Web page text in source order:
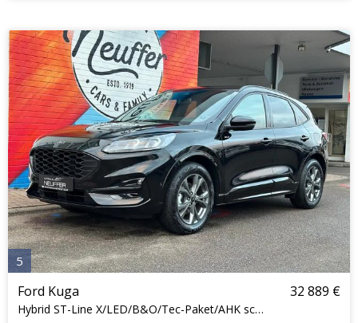
5
Ford Kuga
Hybrid ST-Line X/LED/B&O/Tec-Paket/AHK schwenkbar
32 889 €